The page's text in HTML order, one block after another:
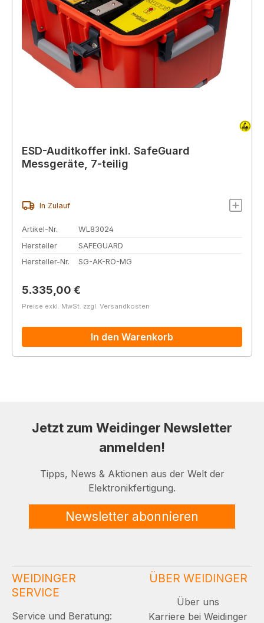
ESD-Auditkoffer inkl. SafeGuard
Messgeräte, 7-teilig
In Zulauf
Artikel-Nr.
WL83024
Hersteller
SAFEGUARD
Hersteller-Nr.
SG-AK-RO-MG
Regulärer Preis:
5.335,00 €
Preise exkl. MwSt. zzgl. Versandkosten
In den Warenkorb
Jetzt zum Weidinger Newsletter
anmelden!
Tipps, News & Aktionen aus der Welt der
Elektronikfertigung.
Newsletter abonnieren
WEIDINGER
SERVICE
Service und Beratung:
ÜBER WEIDINGER
Über uns
Karriere bei Weidinger